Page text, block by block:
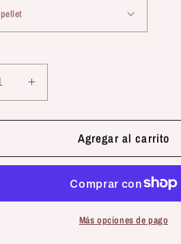
Aumentar
cantidad
para
Naturextra
|
Pienso
Agregar al carrito
Más opciones de pago